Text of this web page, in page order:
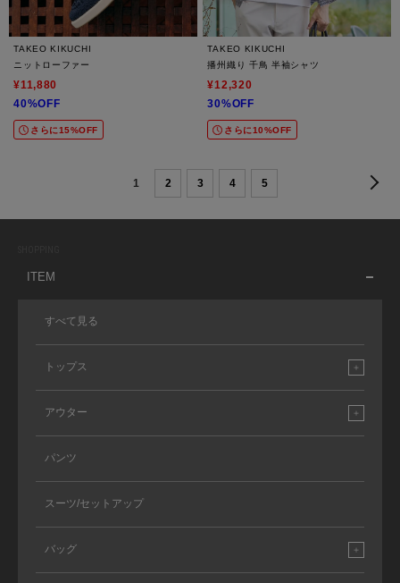
TAKEO KIKUCHI
ニットローファー
¥11,880
40%OFF
さらに15%OFF
TAKEO KIKUCHI
播州織り 千鳥 半袖シャツ
¥12,320
30%OFF
さらに10%OFF
1 2 3 4 5
ITEM
すべて見る
トップス
アウター
パンツ
スーツ/セットアップ
バッグ